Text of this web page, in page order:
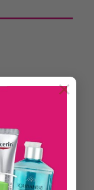
×
y
la Patagonia. Esta